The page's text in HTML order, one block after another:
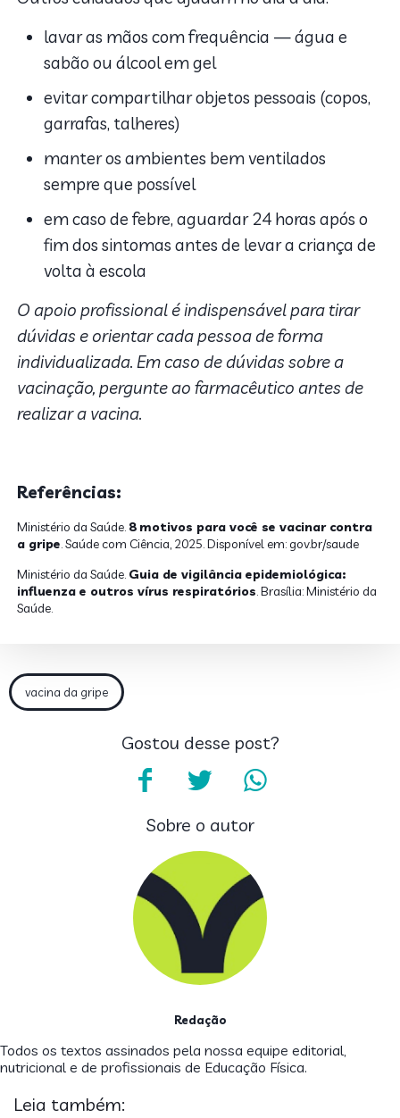
lavar as mãos com frequência — água e
sabão ou álcool em gel
evitar compartilhar objetos pessoais (copos,
garrafas, talheres)
manter os ambientes bem ventilados
sempre que possível
em caso de febre, aguardar 24 horas após o
fim dos sintomas antes de levar a criança de
volta à escola
O apoio profissional é indispensável para tirar
dúvidas e orientar cada pessoa de forma
individualizada. Em caso de dúvidas sobre a
vacinação, pergunte ao farmacêutico antes de
realizar a vacina.
Referências:
Ministério da Saúde. 8 motivos para você se vacinar contra
a gripe. Saúde com Ciência, 2025. Disponível em: gov.br/saude
Ministério da Saúde. Guia de vigilância epidemiológica:
influenza e outros vírus respiratórios. Brasília: Ministério da
Saúde.
vacina da gripe
Gostou desse post?
Sobre o autor
Redação
Todos os textos assinados pela nossa equipe editorial,
nutricional e de profissionais de Educação Física.
Leia também: